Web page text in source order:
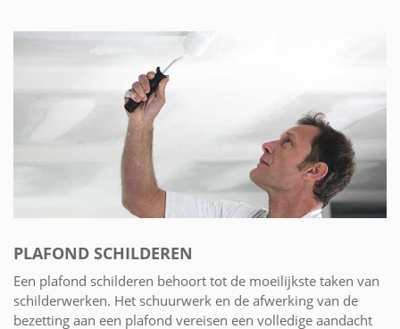
PLAFOND SCHILDEREN
Een plafond schilderen behoort tot de moeilijkste taken van
schilderwerken. Het schuurwerk en de afwerking van de
bezetting aan een plafond vereisen een volledige aandacht